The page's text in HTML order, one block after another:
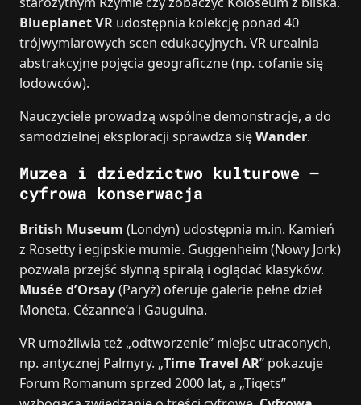
Blueplanet VR udostępnia kolekcję ponad 40
trójwymiarowych scen edukacyjnych. VR urealnia
abstrakcyjne pojęcia geograficzne (np. cofanie się
lodowców).
Nauczyciele prowadzą wspólne demonstracje, a do
samodzielnej eksploracji sprawdza sięWander.
Muzea i dziedzictwo kulturowe –
cyfrowa konserwacja
British Museum (Londyn) udostępnia m.in. Kamień
z Rosetty i egipskie mumie. Guggenheim (Nowy Jork)
pozwala przejść słynną spiralą i oglądać klasyków.
Musée d’Orsay(Paryż) oferuje galerie pełne dzieł
Moneta, Cézanne’a i Gauguina.
VR umożliwia też „odtworzenie” miejsc utraconych,
np. antycznej Palmyry. „Time Travel AR” pokazuje
Forum Romanum sprzed 2000 lat, a „Tiqets”